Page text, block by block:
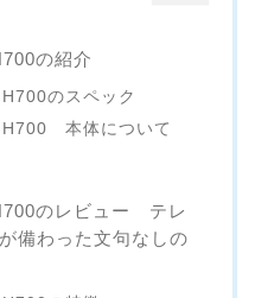
の紹介
のスペック
本体について
のレビュー テレ
備わった文句なしの